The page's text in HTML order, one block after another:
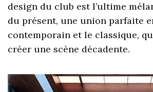
design du club est l’ultime
du présent, une union parfaite
contemporain et le classique,
créer une scène décadente.